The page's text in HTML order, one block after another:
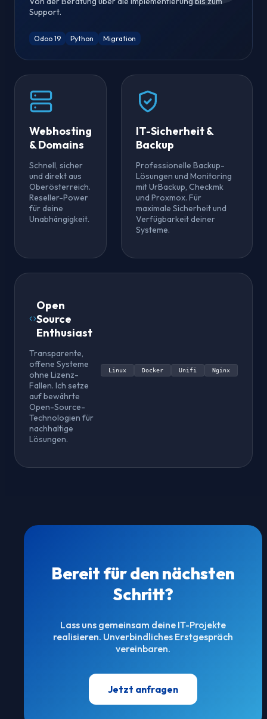
Support.
Odoo 19 Python Migration
Webhosting
& Domains
Schnell, sicher
und direkt aus
Oberösterreich.
Reseller-Power
für deine
Unabhängigkeit.
IT-Sicherheit &
Backup
Professionelle Backup-
Lösungen und Monitoring
mit UrBackup, Checkmk
und Proxmox. Für
maximale Sicherheit und
Verfügbarkeit deiner
Systeme.
Open
Source
Enthusiast
Transparente,
offene Systeme
ohne Lizenz-
Fallen. Ich setze
auf bewährte
Open-Source-
Technologien für
nachhaltige
Lösungen.
Linux Docker Unifi Nginx
Bereit für den nächsten
Schritt?
Lass uns gemeinsam deine IT-Projekte
realisieren. Unverbindliches Erstgespräch
vereinbaren.
Jetzt anfragen